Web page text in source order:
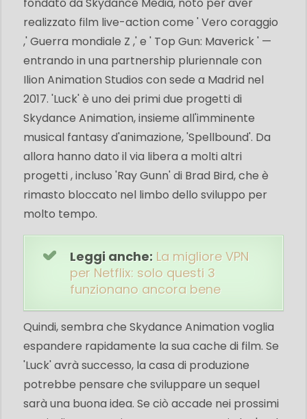
realizzato film live-action come ' Vero coraggio
,' Guerra mondiale Z ,' e ' Top Gun: Maverick ' —
entrando in una partnership pluriennale con
Ilion Animation Studios con sede a Madrid nel
2017. 'Luck' è uno dei primi due progetti di
Skydance Animation, insieme all'imminente
musical fantasy d'animazione, 'Spellbound'. Da
allora hanno dato il via libera a molti altri
progetti , incluso 'Ray Gunn' di Brad Bird, che è
rimasto bloccato nel limbo dello sviluppo per
molto tempo.
Leggi anche: La migliore VPN
per Netflix: solo questi 3
funzionano ancora bene
Quindi, sembra che Skydance Animation voglia
espandere rapidamente la sua cache di film. Se
'Luck' avrà successo, la casa di produzione
potrebbe pensare che sviluppare un sequel
sarà una buona idea. Se ciò accade nei prossimi